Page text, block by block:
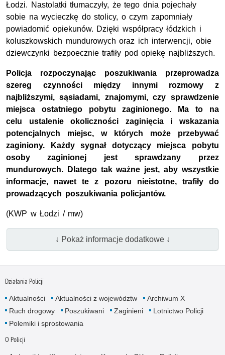
Łodzi. Nastolatki tłumaczyły, że tego dnia pojechały
sobie na wycieczkę do stolicy, o czym zapomniały
powiadomić opiekunów. Dzięki współpracy łódzkich i
koluszkowskich mundurowych oraz ich interwencji, obie
dziewczynki bezpoecznie trafiły pod opiekę najbliższych.
Policja rozpoczynając poszukiwania przeprowadza
szereg czynności między innymi rozmowy z
najbliższymi, sąsiadami, znajomymi, czy sprawdzenie
miejsca ostatniego pobytu zaginionego. Ma to na
celu ustalenie okoliczności zaginięcia i wskazania
potencjalnych miejsc, w których może przebywać
zaginiony. Każdy sygnał dotyczący miejsca pobytu
osoby zaginionej jest sprawdzany przez
mundurowych. Dlatego tak ważne jest, aby wszystkie
informacje, nawet te z pozoru nieistotne, trafiły do
prowadzących poszukiwania policjantów.
(KWP w Łodzi / mw)
↓ Pokaż informacje dodatkowe ↓
Działania Policji
Aktualności Aktualności z województw
Archiwum X
Ruch drogowy
Poszukiwani Zaginieni
Lotnictwo Policji
Polemiki i sprostowania
O Policji